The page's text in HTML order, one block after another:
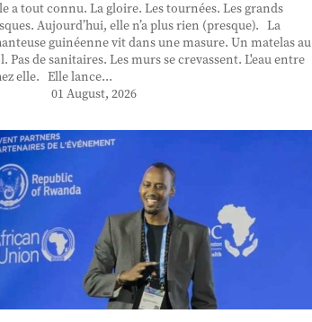
a tout connu. La gloire. Les tournées. Les grands
Aujourd’hui, elle n’a plus rien (presque). La
guinéenne vit dans une masure. Un matelas au
Pas de sanitaires. Les murs se crevassent. L'eau entre
elle. Elle lance...
01 August, 2026